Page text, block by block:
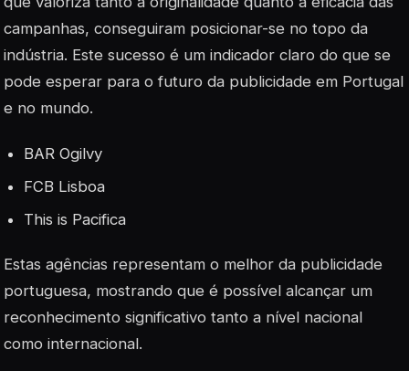
campanhas, conseguiram posicionar-se no topo da
indústria. Este sucesso é um indicador claro do que se
pode esperar para o futuro da publicidade em Portugal
e no mundo.
BAR Ogilvy
FCB Lisboa
This is Pacifica
Estas agências representam o melhor da publicidade
portuguesa, mostrando que é possível alcançar um
reconhecimento significativo tanto a nível nacional
como internacional.